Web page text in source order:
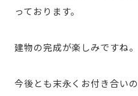
っております。
建物の完成が楽しみですね。
今後とも末永くお付き合い